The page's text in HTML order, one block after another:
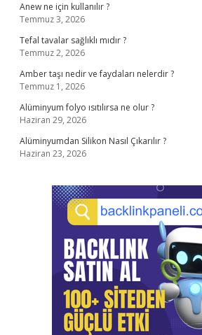
Anew ne için kullanılır ?
Temmuz 3, 2026
Tefal tavalar sağlıklı mıdır ?
Temmuz 2, 2026
Amber taşı nedir ve faydaları nelerdir ?
Temmuz 1, 2026
Alüminyum folyo ısıtılırsa ne olur ?
Haziran 29, 2026
Alüminyumdan Silikon Nasıl Çıkarılır ?
Haziran 23, 2026